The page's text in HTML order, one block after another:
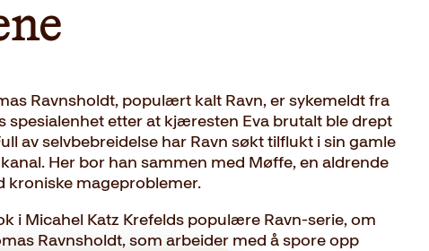
Ravnsholdt, populært kalt Ravn, er sykemeldt fra
spesialenhet etter at kjæresten Eva brutalt ble drept
av selvbebreidelse har Ravn søkt tilflukt i sin gamle
Her bor han sammen med Møffe, en aldrende
kroniske mageproblemer.
i Micahel Katz Krefelds populære Ravn-serie, om
Ravnsholdt, som arbeider med å spore opp